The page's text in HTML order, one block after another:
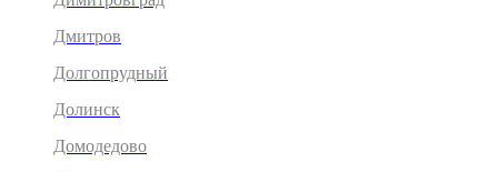
Дмитров
Долгопрудный
Долинск
Домодедово